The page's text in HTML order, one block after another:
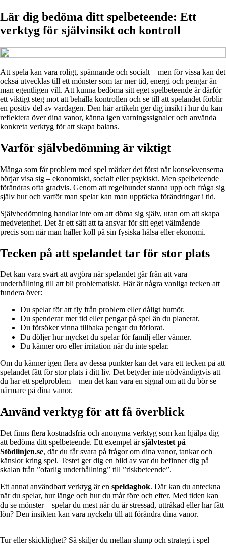
Lär dig bedöma ditt spelbeteende: Ett
verktyg för självinsikt och kontroll
Att spela kan vara roligt, spännande och socialt – men för vissa kan det
också utvecklas till ett mönster som tar mer tid, energi och pengar än
man egentligen vill. Att kunna bedöma sitt eget spelbeteende är därför
ett viktigt steg mot att behålla kontrollen och se till att spelandet förblir
en positiv del av vardagen. Den här artikeln ger dig insikt i hur du kan
reflektera över dina vanor, känna igen varningssignaler och använda
konkreta verktyg för att skapa balans.
Varför självbedömning är viktigt
Många som får problem med spel märker det först när konsekvenserna
börjar visa sig – ekonomiskt, socialt eller psykiskt. Men spelbeteende
förändras ofta gradvis. Genom att regelbundet stanna upp och fråga sig
själv hur och varför man spelar kan man upptäcka förändringar i tid.
Självbedömning handlar inte om att döma sig själv, utan om att skapa
medvetenhet. Det är ett sätt att ta ansvar för sitt eget välmående –
precis som när man håller koll på sin fysiska hälsa eller ekonomi.
Tecken på att spelandet tar för stor plats
Det kan vara svårt att avgöra när spelandet går från att vara
underhållning till att bli problematiskt. Här är några vanliga tecken att
fundera över:
Du spelar för att fly från problem eller dåligt humör.
Du spenderar mer tid eller pengar på spel än du planerat.
Du försöker vinna tillbaka pengar du förlorat.
Du döljer hur mycket du spelar för familj eller vänner.
Du känner oro eller irritation när du inte spelar.
Om du känner igen flera av dessa punkter kan det vara ett tecken på att
spelandet fått för stor plats i ditt liv. Det betyder inte nödvändigtvis att
du har ett spelproblem – men det kan vara en signal om att du bör se
närmare på dina vanor.
Använd verktyg för att få överblick
Det finns flera kostnadsfria och anonyma verktyg som kan hjälpa dig
att bedöma ditt spelbeteende. Ett exempel ärsjälvtestet på
Stödlinjen.se, där du får svara på frågor om dina vanor, tankar och
känslor kring spel. Testet ger dig en bild av var du befinner dig på
skalan från ”ofarlig underhållning” till ”riskbeteende”.
Ett annat användbart verktyg är en speldagbok. Där kan du anteckna
när du spelar, hur länge och hur du mår före och efter. Med tiden kan
du se mönster – spelar du mest när du är stressad, uttråkad eller har fått
lön? Den insikten kan vara nyckeln till att förändra dina vanor.
Tur eller skicklighet? Så skiljer du mellan slump och strategi i spel